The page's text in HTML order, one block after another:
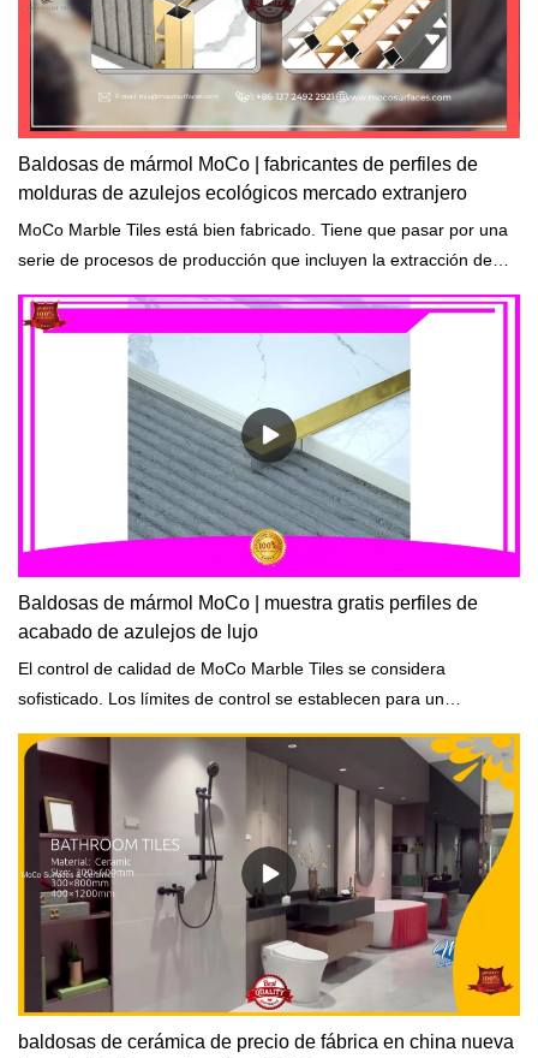
Baldosas de mármol MoCo | fabricantes de perfiles de
molduras de azulejos ecológicos mercado extranjero
MoCo Marble Tiles está bien fabricado. Tiene que pasar por una
serie de procesos de producción que incluyen la extracción de
el corte.
Baldosas de mármol MoCo | muestra gratis perfiles de
acabado de azulejos de lujo
El control de calidad de MoCo Marble Tiles se considera
sofisticado. Los límites de control se establecen para un
baldosas de cerámica de precio de fábrica en china nueva